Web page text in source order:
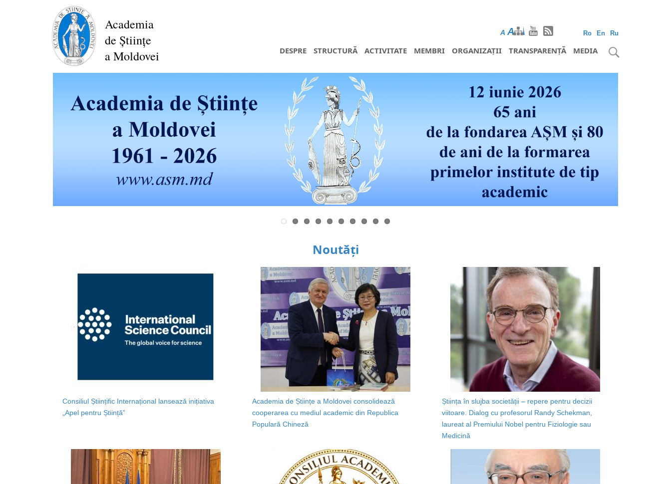
Academia
de Științe
a Moldovei
Ro En Ru
A AA
DESPRE STRUCTURĂ ACTIVITATE MEMBRI ORGANIZAȚII TRANSPARENȚĂ MEDIA
Noutăți
Consiliul Științific Internațional lansează inițiativa
„Apel pentru Știință”
Academia de Științe a Moldovei consolidează
cooperarea cu mediul academic din Republica
Populară Chineză
Știința în slujba societății – repere pentru decizii
viitoare. Dialog cu profesorul Randy Schekman,
laureat al Premiului Nobel pentru Fiziologie sau
Medicină